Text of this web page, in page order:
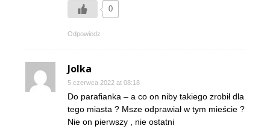
0
Odpowiedz
Jolka
5 czerwca 2022 at 08:18
Do parafianka – a co on niby takiego zrobił dla
tego miasta ? Msze odprawiał w tym mieście ?
Nie on pierwszy , nie ostatni